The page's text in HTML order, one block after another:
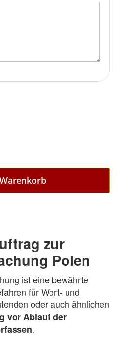
zur
Polen
ist eine bewährte
für Wort- und
oder auch ähnlichen
vor Ablauf der
.